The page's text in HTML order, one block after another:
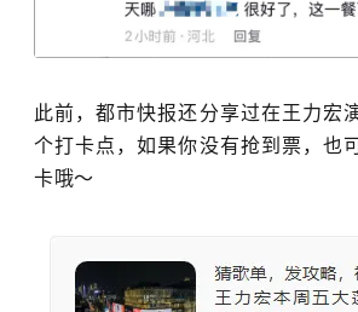
此前，都市快报还分享过在王力宏
个打卡点，如果你没有抢到票，也
卡哦～